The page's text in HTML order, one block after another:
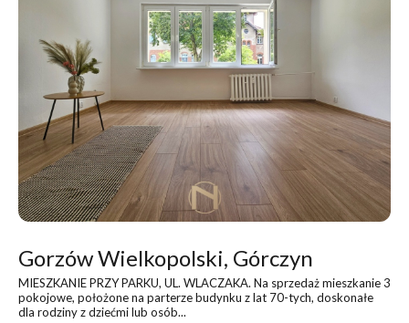
Gorzów Wielkopolski, Górczyn
MIESZKANIE PRZY PARKU, UL. WLACZAKA. Na sprzedaż mieszkanie 3
pokojowe, położone na parterze budynku z lat 70-tych, doskonałe
dla rodziny z dziećmi lub osób...